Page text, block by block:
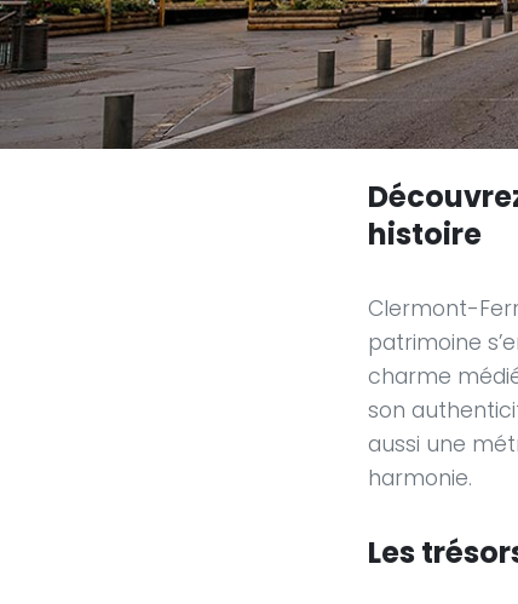
histoire
Clermont-
patrimoine
charme
son
aussi une
harmonie.
Les